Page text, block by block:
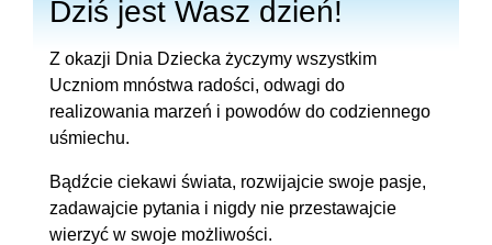
Dziś jest Wasz dzień!
Z okazji Dnia Dziecka życzymy wszystkim
Uczniom mnóstwa radości, odwagi do
realizowania marzeń i powodów do codziennego
uśmiechu.
Bądźcie ciekawi świata, rozwijajcie swoje pasje,
zadawajcie pytania i nigdy nie przestawajcie
wierzyć w swoje możliwości.